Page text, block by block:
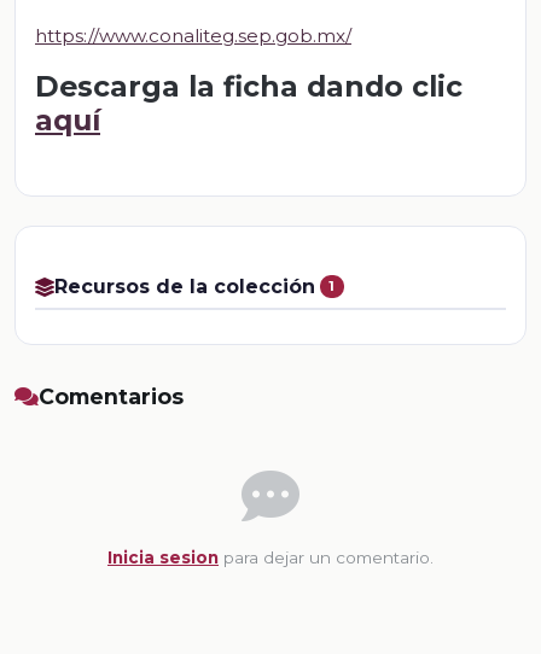
https://www.conaliteg.sep.gob.mx/
Descarga la ficha dando clic
aquí
Recursos de la colección 1
Comentarios
Inicia sesion para dejar un comentario.